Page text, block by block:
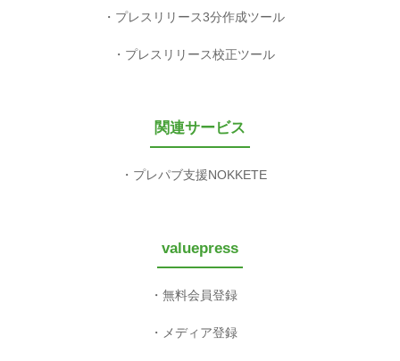
プレスリリース3分作成ツール
プレスリリース校正ツール
関連サービス
プレパブ支援NOKKETE
valuepress
無料会員登録
メディア登録